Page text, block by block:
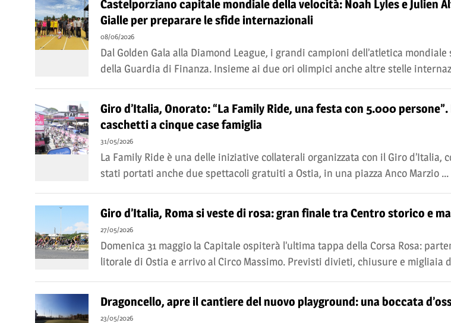
Castelporziano capitale mondiale della velocità: Noah Lyles e Julien
Gialle per preparare le sfide internazionali
08/06/2026
Dal Golden Gala alla Diamond League, i grandi campioni dell’atletica
della Guardia di Finanza. Insieme ai due ori olimpici anche altre stelle
Giro d’Italia, Onorato: “La Family Ride, una festa con 5.000
caschetti a cinque case famiglia
31/05/2026
La Family Ride è una delle iniziative collaterali organizzata con il Giro d’Italia,
stati portati anche due spettacoli gratuiti a Ostia, in una piazza Anco Marzio ...
Giro d’Italia, Roma si veste di rosa: gran finale tra Centro storico e
27/05/2026
Domenica 31 maggio la Capitale ospiterà l’ultima tappa della Corsa Rosa:
litorale di Ostia e arrivo al Circo Massimo. Previsti divieti, chiusure e migliaia
Dragoncello, apre il cantiere del nuovo playground: una boccata
23/05/2026